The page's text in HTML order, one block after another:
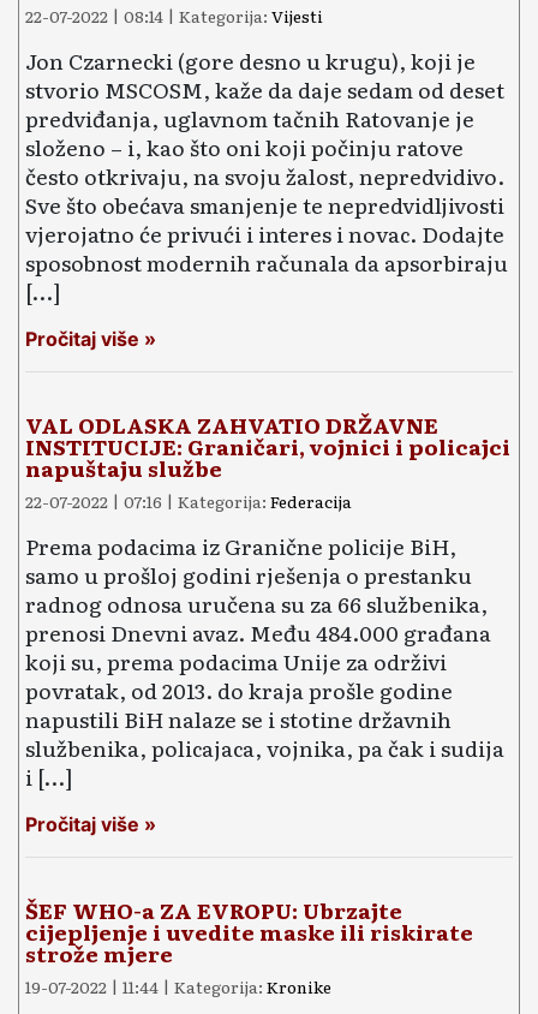
22-07-2022 | 08:14 | Kategorija: Vijesti
Jon Czarnecki (gore desno u krugu), koji je
stvorio MSCOSM, kaže da daje sedam od deset
predviđanja, uglavnom tačnih Ratovanje je
složeno – i, kao što oni koji počinju ratove
često otkrivaju, na svoju žalost, nepredvidivo.
Sve što obećava smanjenje te nepredvidljivosti
vjerojatno će privući i interes i novac. Dodajte
sposobnost modernih računala da apsorbiraju
[…]
Pročitaj više »
VAL ODLASKA ZAHVATIO DRŽAVNE
INSTITUCIJE: Graničari, vojnici i policajci
napuštaju službe
22-07-2022 | 07:16 | Kategorija: Federacija
Prema podacima iz Granične policije BiH,
samo u prošloj godini rješenja o prestanku
radnog odnosa uručena su za 66 službenika,
prenosi Dnevni avaz. Među 484.000 građana
koji su, prema podacima Unije za održivi
povratak, od 2013. do kraja prošle godine
napustili BiH nalaze se i stotine državnih
službenika, policajaca, vojnika, pa čak i sudija
i […]
Pročitaj više »
ŠEF WHO-a ZA EVROPU: Ubrzajte
cijepljenje i uvedite maske ili riskirate
strože mjere
19-07-2022 | 11:44 | Kategorija: Kronike